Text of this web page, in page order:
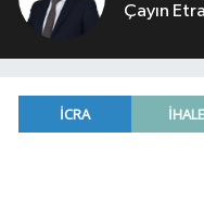
Çayın